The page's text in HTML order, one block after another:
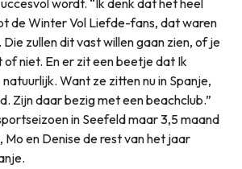
de Winter Vol Liefde-fans, dat waren
zullen dit vast willen gaan zien, of je
of niet. En er zit een beetje dat Ik
Want ze zitten nu in Spanje,
Zijn daar bezig met een beachclub.”
in Seefeld maar 3,5 maand
Mo en Denise de rest van het jaar